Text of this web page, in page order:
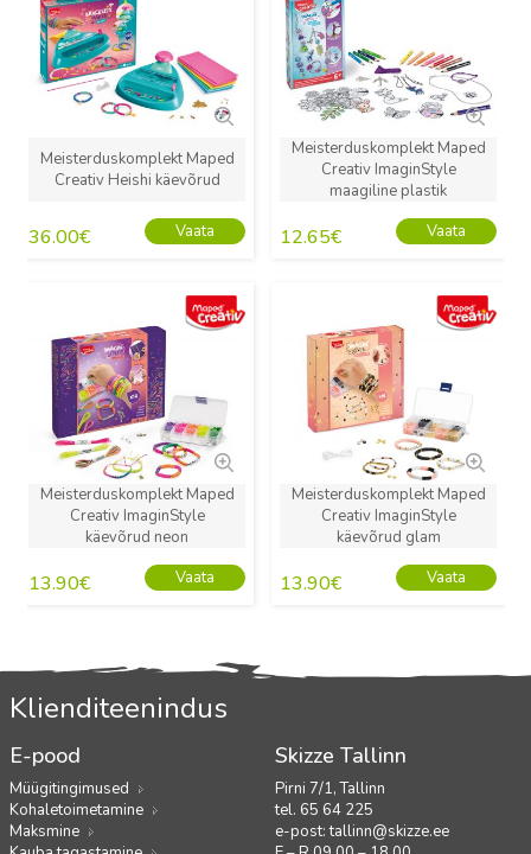
Meisterduskomplekt Maped
Creativ Heishi käevõrud
36.00€ Vaata
Meisterduskomplekt Maped
Creativ ImaginStyle
maagiline plastik
12.65€ Vaata
Meisterduskomplekt Maped
Creativ ImaginStyle
käevõrud neon
13.90€ Vaata
Meisterduskomplekt Maped
Creativ ImaginStyle
käevõrud glam
13.90€ Vaata
Klienditeenindus
E-pood
Müügitingimused
Kohaletoimetamine
Maksmine
Skizze Tallinn
Pirni 7/1, Tallinn
tel. 65 64 225
e-post:tallinn@skizze.ee